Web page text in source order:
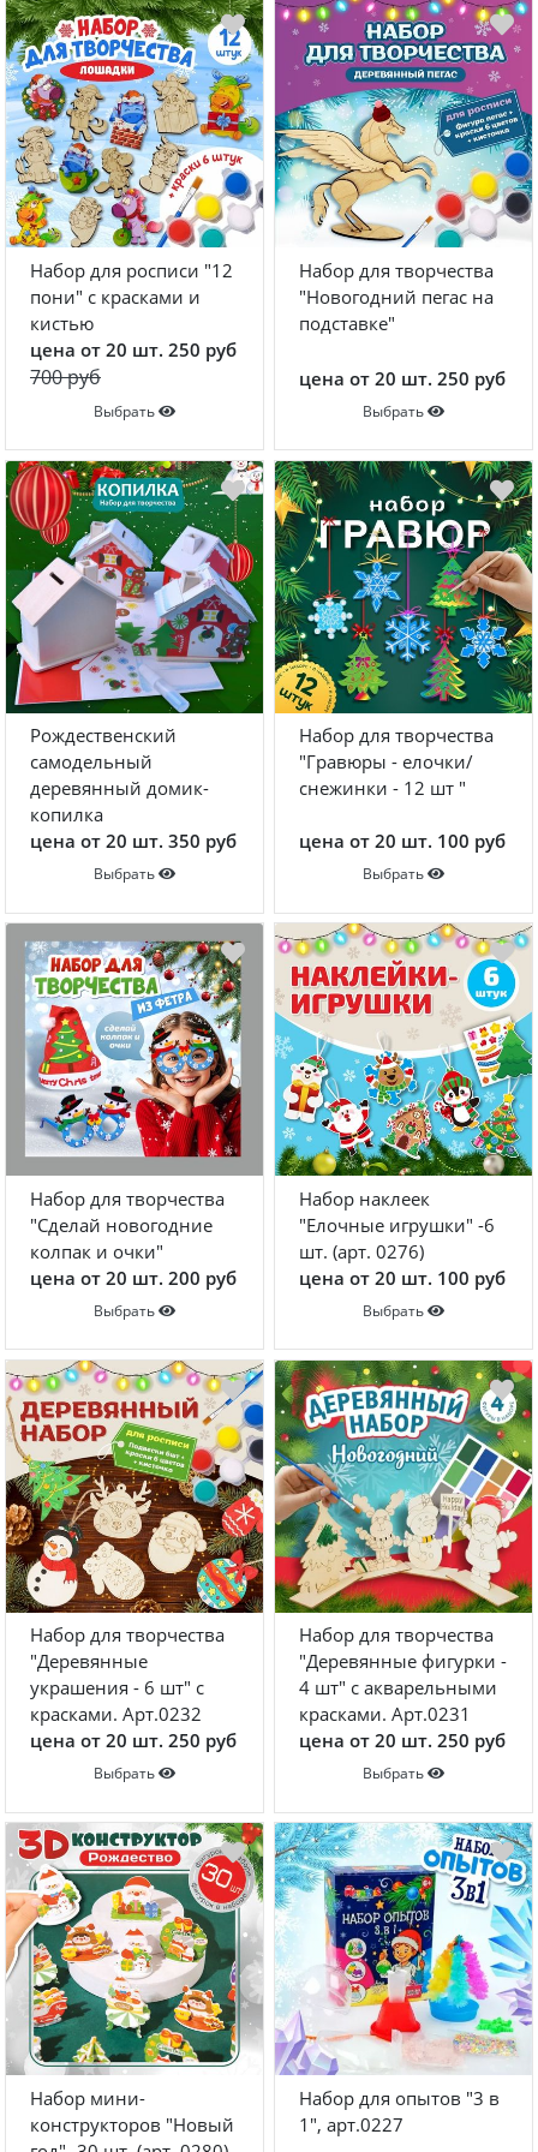
Набор для росписи "12
пони" с красками и
кистью
цена от 20 шт. 250 руб
700 руб
Выбрать
Набор для творчества
"Новогодний пегас на
подставке"
цена от 20 шт. 250 руб
Выбрать
Рождественский
самодельный
деревянный домик-
копилка
цена от 20 шт. 350 руб
Выбрать
Набор для творчества
"Гравюры - елочки/
снежинки - 12 шт "
цена от 20 шт. 100 руб
Выбрать
Набор для творчества
"Сделай новогодние
колпак и очки"
цена от 20 шт. 200 руб
Выбрать
Набор наклеек
"Елочные игрушки" -6
шт. (арт. 0276)
цена от 20 шт. 100 руб
Выбрать
Набор для творчества
"Деревянные
украшения - 6 шт" с
красками. Арт.0232
цена от 20 шт. 250 руб
Выбрать
Набор для творчества
"Деревянные фигурки -
4 шт" с акварельными
красками. Арт.0231
цена от 20 шт. 250 руб
Выбрать
Набор мини-
конструкторов "Новый
Набор для опытов "3 в
1", арт.0227
Футболки-раскраски на 14 февраля